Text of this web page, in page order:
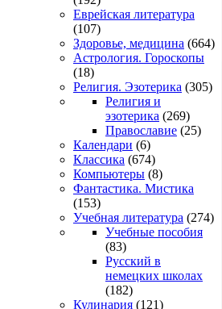
Еврейская литература
(107)
Здоровье, медицина (664)
Астрология. Гороскопы
(18)
Религия. Эзотерика (305)
Религия и
эзотерика (269)
Православие (25)
Календари (6)
Классика (674)
Компьютеры (8)
Фантастика. Мистика
(153)
Учебная литература (274)
Учебные пособия
(83)
Русский в
немецких школах
(182)
Кулинария (121)